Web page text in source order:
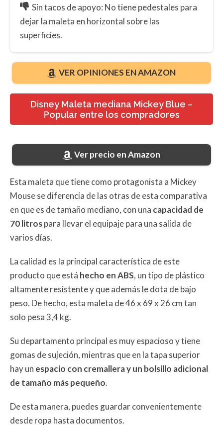
Sin tacos de apoyo: No tiene pedestales para
dejar la maleta en horizontal sobre las
superficies.
VER OPINIONES EN AMAZON
Disney Maleta mediana Mickey Blue –
Popular entre los compradores
Ver precio en Amazon
Esta maleta que tiene como protagonista a Mickey
Mouse se diferencia de las otras de esta comparativa
en que es de tamaño mediano, con una capacidad de
70 litrospara llevar el equipaje para una salida de
varios días.
La calidad es la principal característica de este
producto que está hecho en ABS, un tipo de plástico
altamente resistente y que además le dota de bajo
peso. De hecho, esta maleta de 46 x 69 x 26 cm tan
solo pesa 3,4 kg.
Su departamento principal es muy espacioso y tiene
gomas de sujeción, mientras que en la tapa superior
hay un espacio con cremallera y un bolsillo adicional
de tamaño más pequeño.
De esta manera, puedes guardar convenientemente
desde ropa hasta documentos.